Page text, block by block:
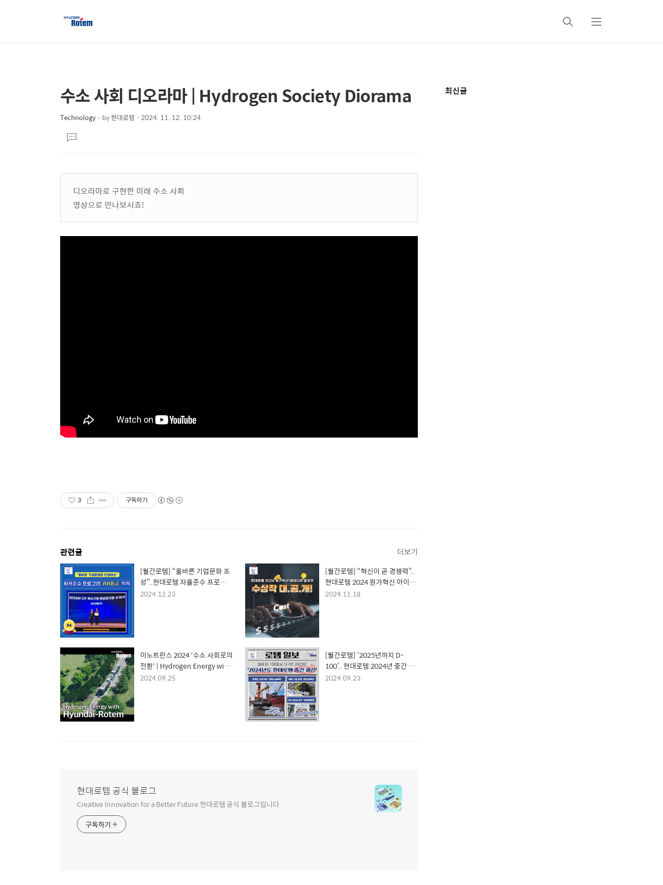
검
메
상
세
컨
텐
본
문
제
수소 사회 디오라마 | Hydrogen Society Diorama
Technology by현대로템 2024. 11. 12. 10:24
문댓
글
디오라마로 구현한 미래 수소 사회
영상으로 만나보시죠!
3 구독하기
관련글 더보기
[월간로템] “올바른 기업문화 조
성”..현대로템 자율준수 프로그램
‘AA등급’ 획득
2024.12.23
[월간로템] “혁신이 곧 경쟁력”..
현대로템 2024 원가혁신 아이디
어 공모제 수상작
2024.11.18
이노트란스 2024 '수소 사회로의
전환' | Hydrogen Energy with
Hyundai-Rotem
2024.09.25
[월간로템] ‘2025년까지 D-
100’.. 현대로템 2024년 중간 결
산
2024.09.23
현대로템 공식 블로그
Creative Innovation for a Better Future 현대로템 공식 블로그입니다.
구독하기
추
최신글